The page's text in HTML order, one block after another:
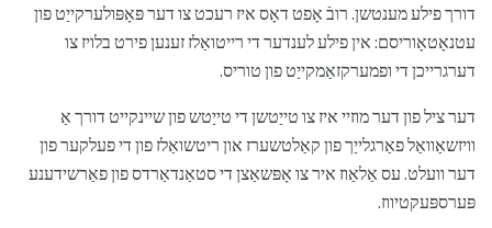
דורך פילע מענטשן. רובֿ אָפט דאָס איז רעכט צו דער פּאָפּולערקייַט פון
עטנאָטאָוריסם: אין פילע לענדער די רייטואַלז זענען פירט בלויז צו
דערגרייכן די ופמערקזאַמקייַט פון טוריס.
דער ציל פון דער מוזיי איז צו טייַטשן די טייַטש פון שיינקייט דורך אַ
וויזשאַוואַל פאַרגלייַך פון קאַלטשערז און ריטשואַלז פון די פעלקער פון
דער וועלט. עס אַלאַוז איר צו אָפּשאַצן די סטאַנדאַרדס פון פאַרשידענע
פּערספּעקטיווז.